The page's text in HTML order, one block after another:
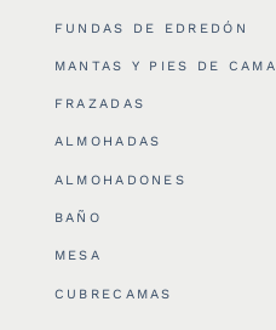
FUNDAS DE EDREDÓN
MANTAS Y PIES DE CAMA
FRAZADAS
ALMOHADAS
ALMOHADONES
BAÑO
MESA
CUBRECAMAS